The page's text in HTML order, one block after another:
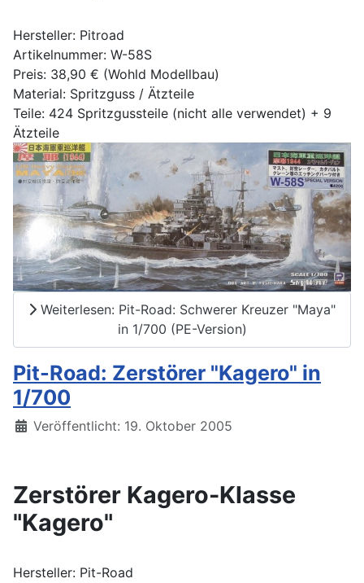
Hersteller: Pitroad
Artikelnummer: W-58S
Preis: 38,90 € (Wohld Modellbau)
Material: Spritzguss / Ätzteile
Teile: 424 Spritzgussteile (nicht alle verwendet) + 9
Ätzteile
Weiterlesen: Pit-Road: Schwerer Kreuzer "Maya"
in 1/700 (PE-Version)
Pit-Road: Zerstörer "Kagero" in
1/700
Details
Veröffentlicht: 19. Oktober 2005
Zerstörer Kagero-Klasse
"Kagero"
Hersteller: Pit-Road